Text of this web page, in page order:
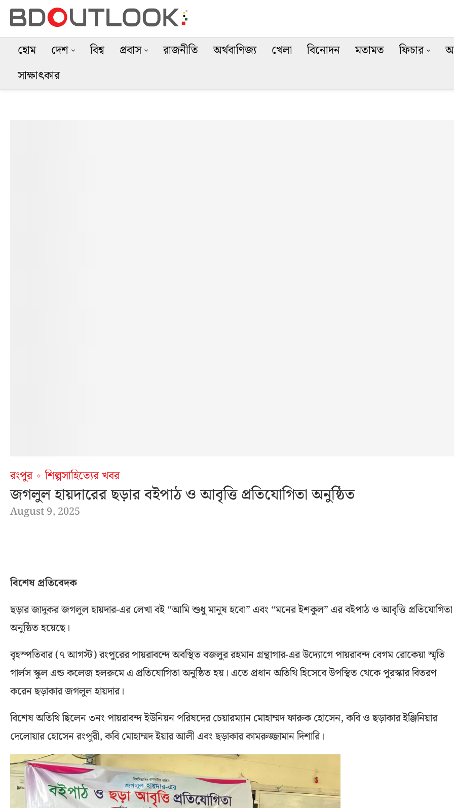
হোম দেশ বিশ্ব প্রবাস রাজনীতি অর্থবাণিজ্য খেলা বিনোদন মতামত ফিচার
সাক্ষাৎকার
রংপুর শিল্পসাহিত্যের খবর
জগলুল হায়দারের ছড়ার বইপাঠ ও আবৃত্তি প্রতিযোগিতা অনুষ্ঠিত
August 9, 2025
বিশেষ প্রতিবেদক
ছড়ার জাদুকর জগলুল হায়দার-এর লেখা বই “আমি শুধু মানুষ হবো” এবং “মনের ইশকুল” এর বইপাঠ ও আবৃত্তি প্রতিযোগিতা
অনুষ্ঠিত হয়েছে।
বৃহস্পতিবার (৭ আগস্ট) রংপুরের পায়রাবন্দে অবস্থিত বজলুর রহমান গ্রন্থাগার-এর উদ্যোগে পায়রাবন্দ বেগম রোকেয়া স্মৃতি
গার্লস স্কুল এন্ড কলেজ হলরুমে এ প্রতিযোগিতা অনুষ্ঠিত হয়। এতে প্রধান অতিথি হিসেবে উপস্থিত থেকে পুরস্কার বিতরণ
করেন ছড়াকার জগলুল হায়দার।
বিশেষ অতিথি ছিলেন ৩নং পায়রাবন্দ ইউনিয়ন পরিষদের চেয়ারম্যান মোহাম্মদ ফারুক হোসেন, কবি ও ছড়াকার ইঞ্জিনিয়ার
দেলোয়ার হোসেন রংপুরী, কবি মোহাম্মদ ইয়ার আলী এবং ছড়াকার কামরুজ্জামান দিশারি।